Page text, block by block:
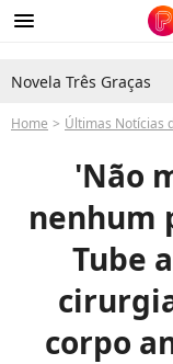
menu
Novela Três Graças
Home Últimas Notícias
'Não
nenhum
Tube
corpo